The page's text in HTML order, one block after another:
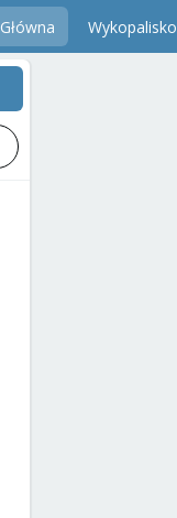
Główna Wykopalisko